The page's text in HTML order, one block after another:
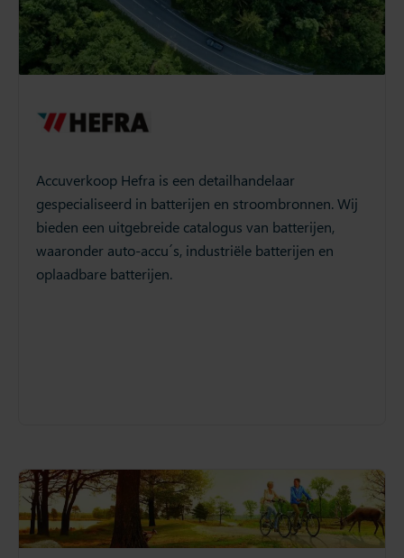
Accuverkoop Hefra is een detailhandelaar
gespecialiseerd in batterijen en stroombronnen. Wij
bieden een uitgebreide catalogus van batterijen,
waaronder auto-accu´s, industriële batterijen en
oplaadbare batterijen.